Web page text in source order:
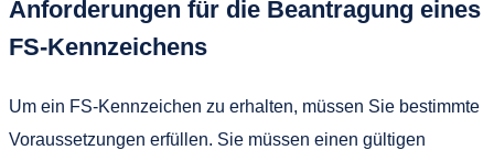
Anforderungen für die Beantragung eines
FS-Kennzeichens
Um ein FS-Kennzeichen zu erhalten, müssen Sie bestimmte
Voraussetzungen erfüllen. Sie müssen einen gültigen